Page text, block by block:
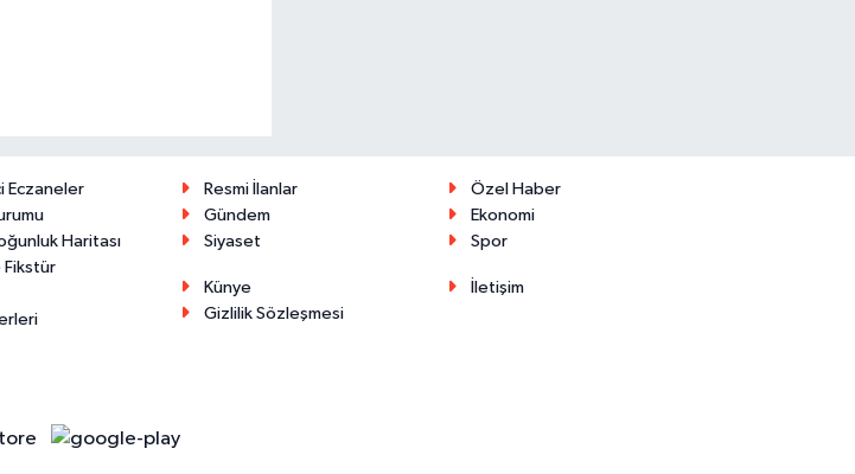
Eczaneler
Haritası
Fikstür
Resmi İlanlar
Özel Haber
Gündem
Ekonomi
Siyaset
Spor
Künye
İletişim
Gizlilik Sözleşmesi